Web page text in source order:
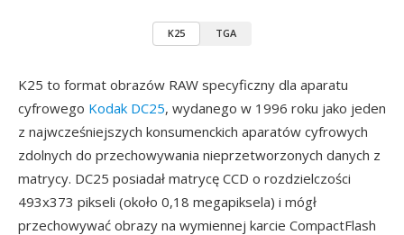
K25 TGA
K25 to format obrazów RAW specyficzny dla aparatu
cyfrowego Kodak DC25, wydanego w 1996 roku jako jeden
z najwcześniejszych konsumenckich aparatów cyfrowych
zdolnych do przechowywania nieprzetworzonych danych z
matrycy. DC25 posiadał matrycę CCD o rozdzielczości
493x373 pikseli (około 0,18 megapiksela) i mógł
przechowywać obrazy na wymiennej karcie CompactFlash